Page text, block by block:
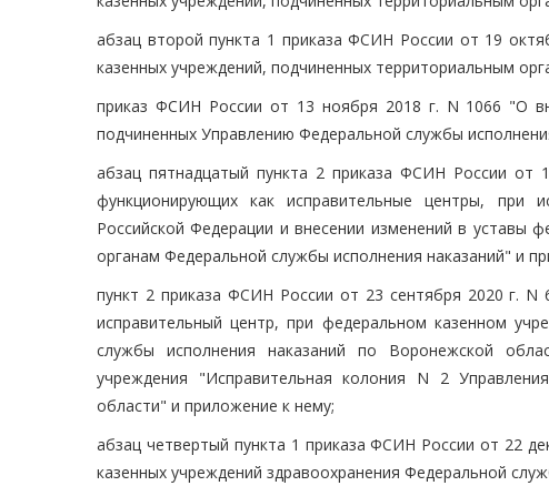
абзац второй пункта 1 приказа ФСИН России от 19
казенных учреждений, подчиненных территориальным
приказ ФСИН России от 13 ноября 2018 г. N 1066 "О
подчиненных Управлению Федеральной службы
абзац пятнадцатый пункта 2 приказа ФСИН России от
функционирующих как исправительные центры, при
Российской Федерации и внесении изменений в уставы
органам Федеральной службы исполнения наказаний" и
пункт 2 приказа ФСИН России от 23 сентября 2020 г. N
исправительный центр, при федеральном казенном
службы исполнения наказаний по Воронежской
учреждения "Исправительная колония N 2
области" и приложение к нему;
абзац четвертый пункта 1 приказа ФСИН России от 22
казенных учреждений здравоохранения Федеральной